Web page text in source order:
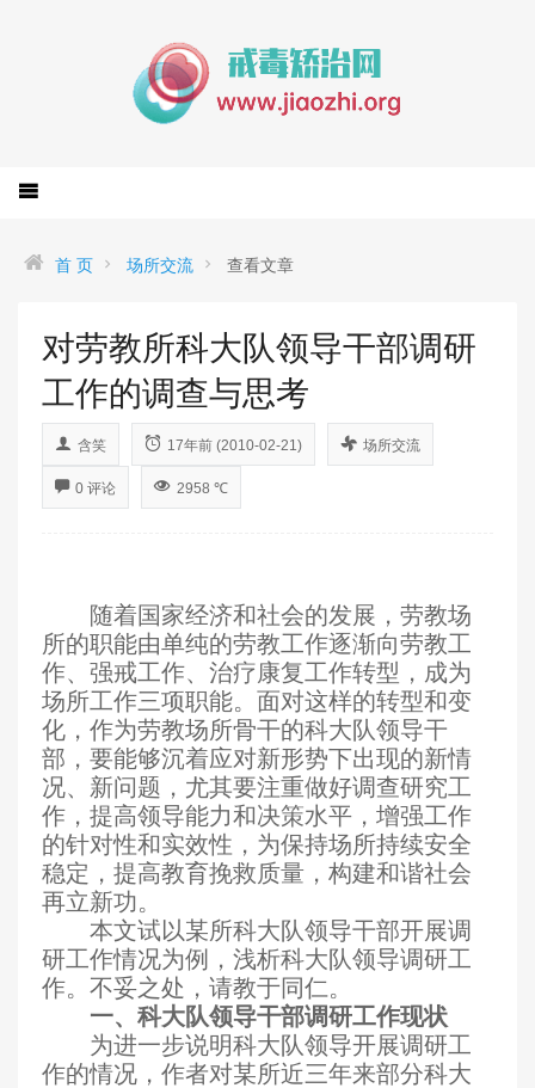
首 页 场所交流 查看文章
对劳教所科大队领导干部调研
工作的调查与思考
含笑 17年前 (2010-02-21) 场所交流
0 评论 2958 ℃
随着国家经济和社会的发展，劳教场
所的职能由单纯的劳教工作逐渐向劳教工
作、强戒工作、治疗康复工作转型，成为
场所工作三项职能。面对这样的转型和变
化，作为劳教场所骨干的科大队领导干
部，要能够沉着应对新形势下出现的新情
况、新问题，尤其要注重做好调查研究工
作，提高领导能力和决策水平，增强工作
的针对性和实效性，为保持场所持续安全
稳定，提高教育挽救质量，构建和谐社会
再立新功。
本文试以某所科大队领导干部开展调
研工作情况为例，浅析科大队领导调研工
作。不妥之处，请教于同仁。
一、科大队领导干部调研工作现状
为进一步说明科大队领导开展调研工
作的情况，作者对某所近三年来部分科大